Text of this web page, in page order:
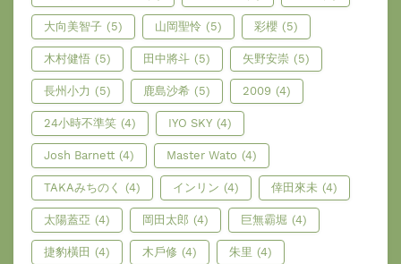
大向美智子 (5) 山岡聖怜 (5) 彩櫻 (5)
木村健悟 (5) 田中將斗 (5) 矢野安崇 (5)
長州小力 (5) 鹿島沙希 (5) 2009 (4)
24小時不準笑 (4) IYO SKY (4)
Josh Barnett (4) Master Wato (4)
TAKAみちのく (4) インリン (4) 倖田來未 (4)
太陽蓋亞 (4) 岡田太郎 (4) 巨無霸堀 (4)
捷豹橫田 (4) 木戶修 (4) 朱里 (4)